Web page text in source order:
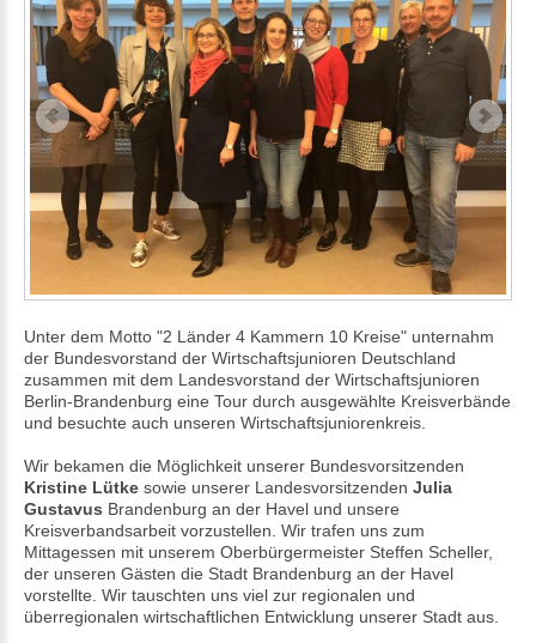
Unter dem Motto "2 Länder 4 Kammern 10 Kreise" unternahm
der Bundesvorstand der Wirtschaftsjunioren Deutschland
zusammen mit dem Landesvorstand der Wirtschaftsjunioren
Berlin-Brandenburg eine Tour durch ausgewählte Kreisverbände
und besuchte auch unseren Wirtschaftsjuniorenkreis.
Wir bekamen die Möglichkeit unserer Bundesvorsitzenden
Kristine Lütke sowie unserer Landesvorsitzenden Julia
Gustavus Brandenburg an der Havel und unsere
Kreisverbandsarbeit vorzustellen. Wir trafen uns zum
Mittagessen mit unserem Oberbürgermeister Steffen Scheller,
der unseren Gästen die Stadt Brandenburg an der Havel
vorstellte. Wir tauschten uns viel zur regionalen und
überregionalen wirtschaftlichen Entwicklung unserer Stadt aus.